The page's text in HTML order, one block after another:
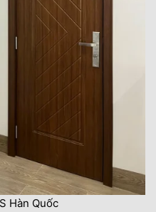
Hàn Quốc